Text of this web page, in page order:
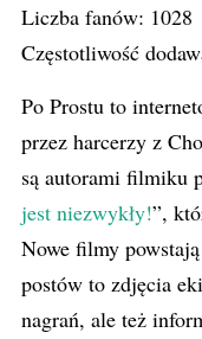
Liczba fanów: 1028
Częstotliwość
Po Prostu to
przez harcerzy z
są autorami filmiku
jest niezwykły!”,
Nowe filmy
postów to zdjęcia
nagrań, ale też